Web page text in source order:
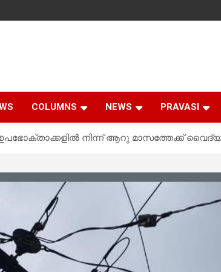
COLUMNS NEWS PRAVASI
നിന്ന് ആറു മാസത്തേക്ക്